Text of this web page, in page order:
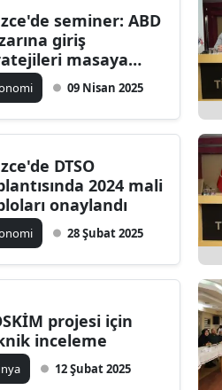
seminer: ABD
giriş
masaya
09 Nisan 2025
DTSO
2024 mali
onaylandı
28 Şubat 2025
projesi için
inceleme
12 Şubat 2025